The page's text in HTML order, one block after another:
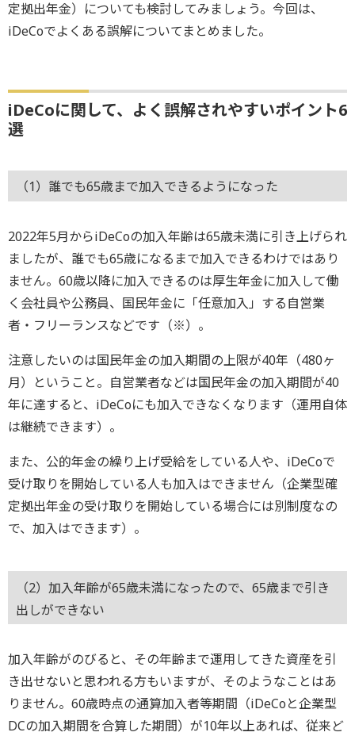
定拠出年金）についても検討してみましょう。今回は、
iDeCoでよくある誤解についてまとめました。
iDeCoに関して、よく誤解されやすいポイント6
選
（1）誰でも65歳まで加入できるようになった
2022年5月からiDeCoの加入年齢は65歳未満に引き上げられ
ましたが、誰でも65歳になるまで加入できるわけではあり
ません。60歳以降に加入できるのは厚生年金に加入して働
く会社員や公務員、国民年金に「任意加入」する自営業
者・フリーランスなどです（※）。
注意したいのは国民年金の加入期間の上限が40年（480ヶ
月）ということ。自営業者などは国民年金の加入期間が40
年に達すると、iDeCoにも加入できなくなります（運用自体
は継続できます）。
また、公的年金の繰り上げ受給をしている人や、iDeCoで
受け取りを開始している人も加入はできません（企業型確
定拠出年金の受け取りを開始している場合には別制度なの
で、加入はできます）。
（2）加入年齢が65歳未満になったので、65歳まで引き
出しができない
加入年齢がのびると、その年齢まで運用してきた資産を引
き出せないと思われる方もいますが、そのようなことはあ
りません。60歳時点の通算加入者等期間（iDeCoと企業型
DCの加入期間を合算した期間）が10年以上あれば、従来ど